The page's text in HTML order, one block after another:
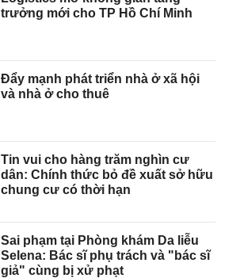
trưởng mới cho TP Hồ Chí Minh
Đẩy mạnh phát triển nhà ở xã hội
và nhà ở cho thuê
Tin vui cho hàng trăm nghìn cư
dân: Chính thức bỏ đề xuất sở hữu
chung cư có thời hạn
Sai phạm tại Phòng khám Da liễu
Selena: Bác sĩ phụ trách và "bác sĩ
giả" cùng bị xử phạt